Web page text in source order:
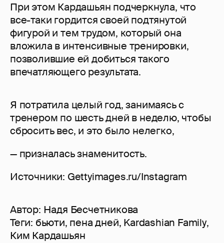
При этом Кардашьян подчеркнула, что
все-таки гордится своей подтянутой
фигурой и тем трудом, который она
вложила в интенсивные тренировки,
позволившие ей добиться такого
впечатляющего результата.
Я потратила целый год, занимаясь с
тренером по шесть дней в неделю, чтобы
сбросить вес, и это было нелегко,
— призналась знаменитость.
Источники: Gettyimages.ru/Instagram
Автор: Надя Бесчетникова
Теги: бьюти, пена дней, Kardashian Family,
Ким Кардашьян